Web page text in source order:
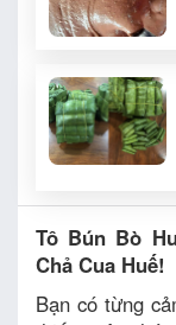
Tô Bún Bò
Chả Cua Huế!
Bạn có từng